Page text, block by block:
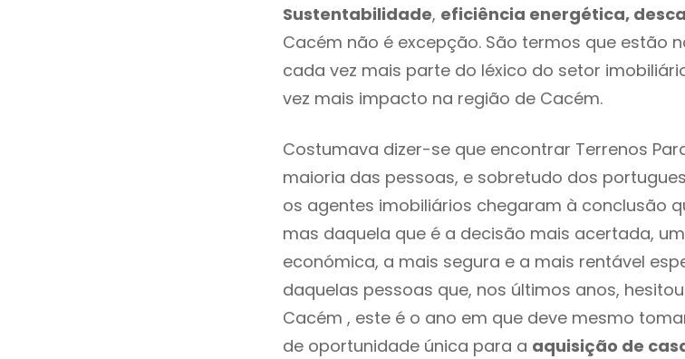
Sustentabilidade, eficiência energética,
Cacém não é excepção. São termos que estão
cada vez mais parte do léxico do setor
vez mais impacto na região de Cacém.
Costumava dizer-se que encontrar Terrenos
maioria das pessoas, e sobretudo dos
os agentes imobiliários chegaram à conclusão
mas daquela que é a decisão mais acertada,
económica, a mais segura e a mais rentável
daquelas pessoas que, nos últimos anos,
Cacém , este é o ano em que deve mesmo
de oportunidade única para a aquisição de